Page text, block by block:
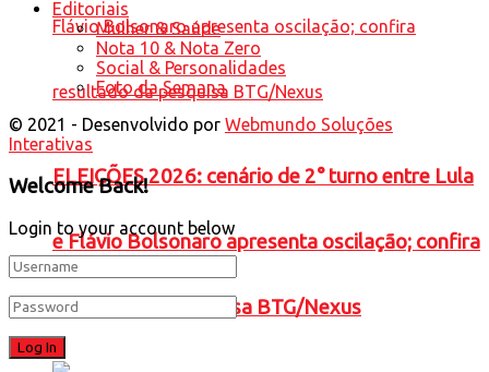
ELEIÇÕES 2026: cenário de 2° turno entre Lula
e Flávio Bolsonaro apresenta oscilação; confira
resultado da pesquisa BTG/Nexus
Editoriais
Mulher & Saúde
Nota 10 & Nota Zero
Social & Personalidades
Foto da Semana
© 2021 - Desenvolvido por Webmundo Soluções
Interativas
Welcome Back!
Login to your account below